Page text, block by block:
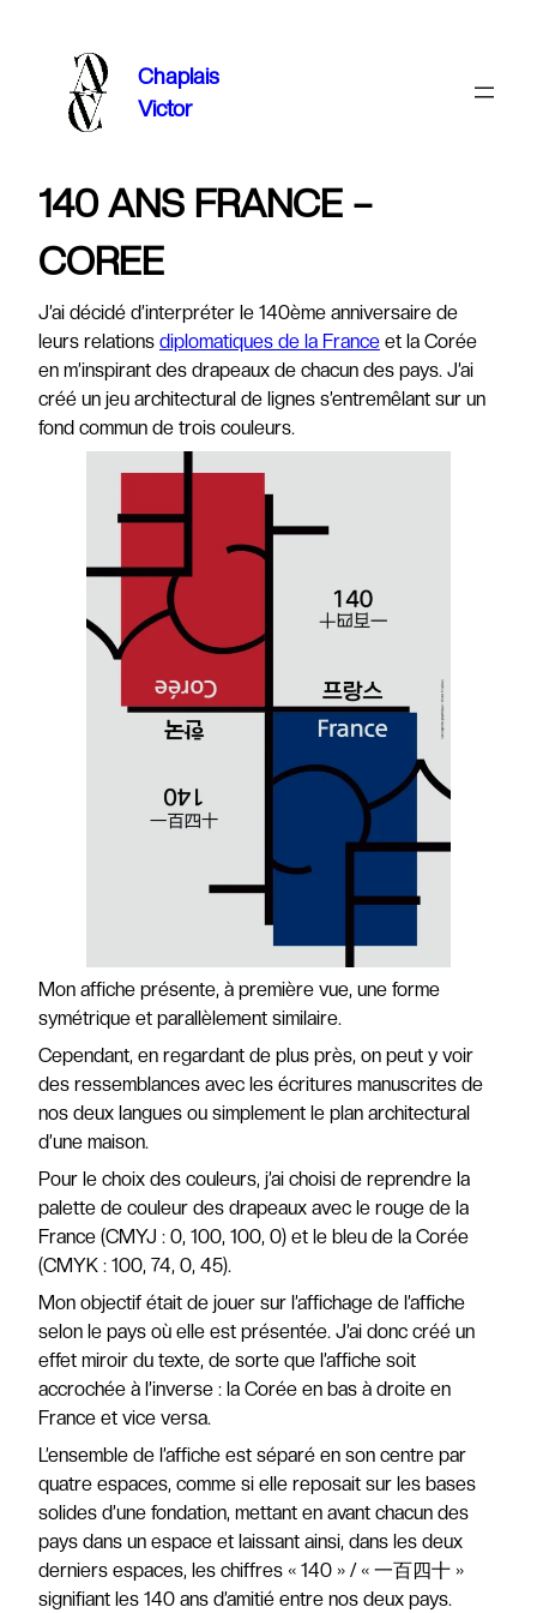
Chaplais
Victor
140 ANS FRANCE –
COREE
J’ai décidé d’interpréter le 140ème anniversaire de
leurs relations diplomatiques de la France et la Corée
en m’inspirant des drapeaux de chacun des pays. J’ai
créé un jeu architectural de lignes s’entremêlant sur un
fond commun de trois couleurs.
Mon affiche présente, à première vue, une forme
symétrique et parallèlement similaire.
Cependant, en regardant de plus près, on peut y voir
des ressemblances avec les écritures manuscrites de
nos deux langues ou simplement le plan architectural
d’une maison.
Pour le choix des couleurs, j’ai choisi de reprendre la
palette de couleur des drapeaux avec le rouge de la
France (CMYJ : 0, 100, 100, 0) et le bleu de la Corée
(CMYK : 100, 74, 0, 45).
Mon objectif était de jouer sur l’affichage de l’affiche
selon le pays où elle est présentée. J’ai donc créé un
effet miroir du texte, de sorte que l’affiche soit
accrochée à l’inverse : la Corée en bas à droite en
France et vice versa.
L’ensemble de l’affiche est séparé en son centre par
quatre espaces, comme si elle reposait sur les bases
solides d’une fondation, mettant en avant chacun des
pays dans un espace et laissant ainsi, dans les deux
derniers espaces, les chiffres « 140 » / « 一百四十 »
signifiant les 140 ans d’amitié entre nos deux pays.